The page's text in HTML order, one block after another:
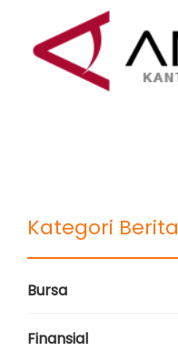
Kategori Berita
Bursa
Finansial